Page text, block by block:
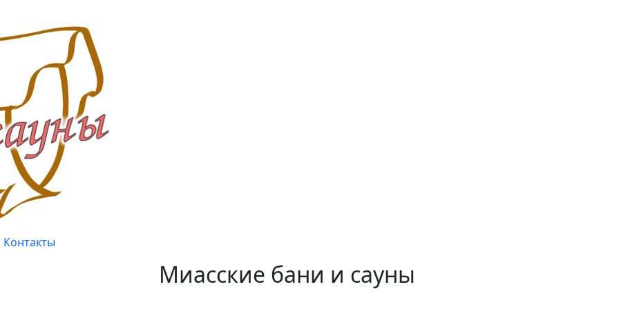
Контакты
Миасские бани и сауны